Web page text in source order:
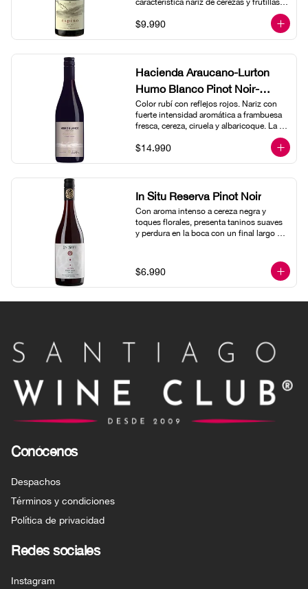
característica nariz de cerezas y frutillas
revela un sutil nota mineral, de planta de
tomate, y un ligero final especiado. En el
$9.990
Hacienda Araucano-Lurton
Humo Blanco Pinot Noir-
Demeter Ecocert
Color rubí con reflejos rojos. Nariz con
fuerte intensidad aromática a frambuesa
fresca, cereza, ciruela y albaricoque. La
mezcla de menta y eucalipto proporciona
a este vino complejidad aromática con
suave estructura y voluptuosidad. Largo
cepa.
$14.990
In Situ Reserva Pinot Noir
Con aroma intenso a cereza negra y
toques florales, presenta taninos suaves
y perdura en la boca con un final largo y
$6.990
Conócenos
Despachos
Términos y condiciones
Política de privacidad
Redes sociales
Instagram